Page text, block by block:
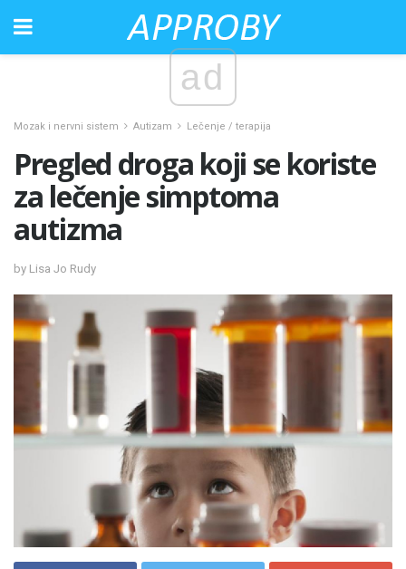
ad
Mozak i nervni sistem Autizam Lečenje / terapija
Pregled droga koji se koriste
za lečenje simptoma
autizma
by Lisa Jo Rudy